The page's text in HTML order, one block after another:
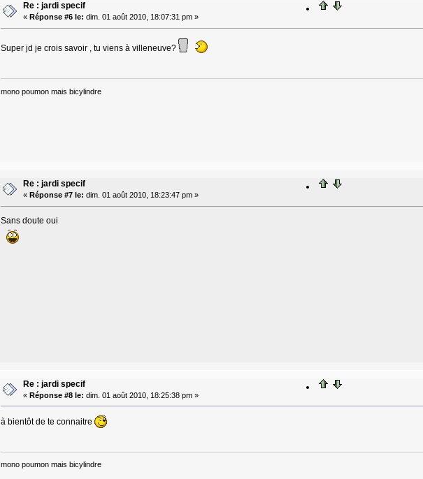
Re : jardi specif
« Réponse #6 le: dim. 01 août 2010, 18:07:31 pm »
Super jd je crois savoir , tu viens à villeneuve?
mono poumon mais bicylindre
Re : jardi specif
« Réponse #7 le: dim. 01 août 2010, 18:23:47 pm »
Sans doute oui
Re : jardi specif
« Réponse #8 le: dim. 01 août 2010, 18:25:38 pm »
à bientôt de te connaitre
mono poumon mais bicylindre